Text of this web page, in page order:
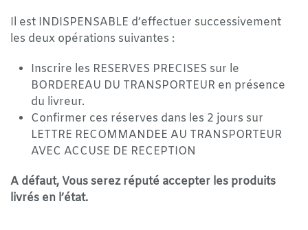
Il est INDISPENSABLE d’effectuer successivement
les deux opérations suivantes :
Inscrire les RESERVES PRECISES sur le
BORDEREAU DU TRANSPORTEUR en présence
du livreur.
Confirmer ces réserves dans les 2 jours sur
LETTRE RECOMMANDEE AU TRANSPORTEUR
AVEC ACCUSE DE RECEPTION
A défaut, Vous serez réputé accepter les produits
livrés en l’état.